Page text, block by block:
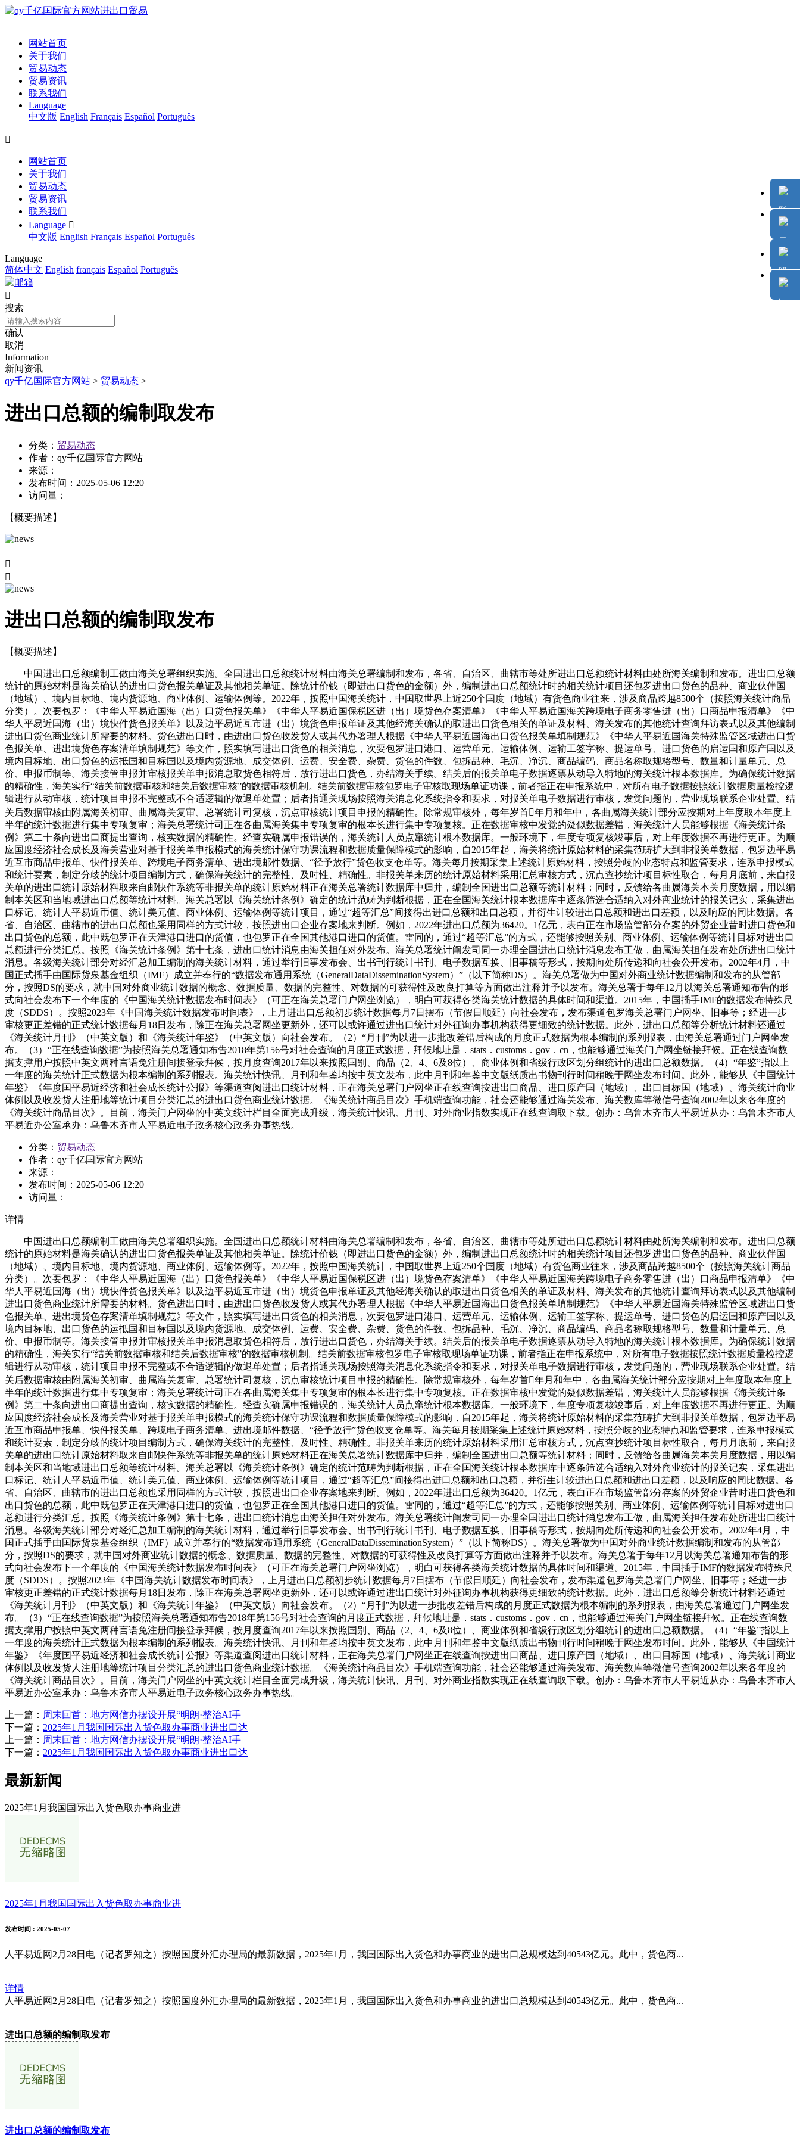
网站首页
关于我们
贸易动态
贸易资讯
联系我们
Language
中文版 English Français Español Português

网站首页
关于我们
贸易动态
贸易资讯
联系我们
Language 
中文版 English Français Español Português
Language
简体中文 English français Español Português

搜索
确认
取消
Information
新闻资讯
qy千亿国际官方网站 > 贸易动态 >
进出口总额的编制取发布
分类： 贸易动态
作者： qy千亿国际官方网站
来源：
发布时间： 2025-05-06 12:20
访问量：
【概要描述】


进出口总额的编制取发布
【概要描述】
中国进出口总额编制工做由海关总署组织实施。全国进出口总额统计材料由海关总署编制和发布，各省、自治区、曲辖市等处所进出口总额统计材料由处所海关编制和发布。进出口总额
统计的原始材料是海关确认的进出口货色报关单证及其他相关单证。除统计价钱（即进出口货色的金额）外，编制进出口总额统计时的相关统计项目还包罗进出口货色的品种、商业伙伴国
（地域）、境内目标地、境内货源地、商业体例、运输体例等。2022年，按照中国海关统计，中国取世界上近250个国度（地域）有货色商业往来，涉及商品跨越8500个（按照海关统计商品
分类）。次要包罗：《中华人平易近国海（出）口货色报关单》《中华人平易近国保税区进（出）境货色存案清单》《中华人平易近国海关跨境电子商务零售进（出）口商品申报清单》《中
华人平易近国海（出）境快件货色报关单》以及边平易近互市进（出）境货色申报单证及其他经海关确认的取进出口货色相关的单证及材料、海关发布的其他统计查询拜访表式以及其他编制
进出口货色商业统计所需要的材料。货色进出口时，由进出口货色收发货人或其代办署理人根据《中华人平易近国海出口货色报关单填制规范》《中华人平易近国海关特殊监管区域进出口货
色报关单、进出境货色存案清单填制规范》等文件，照实填写进出口货色的相关消息，次要包罗进口港口、运营单元、运输体例、运输工签字称、提运单号、进口货色的启运国和原产国以及
境内目标地、出口货色的运抵国和目标国以及境内货源地、成交体例、运费、安全费、杂费、货色的件数、包拆品种、毛沉、净沉、商品编码、商品名称取规格型号、数量和计量单元、总
价、申报币制等。海关接管申报并审核报关单申报消息取货色相符后，放行进出口货色，办结海关手续。结关后的报关单电子数据逐票从动导入特地的海关统计根本数据库。为确保统计数据
的精确性，海关实行“结关前数据审核和结关后数据审核”的数据审核机制。结关前数据审核包罗电子审核取现场单证功课，前者指正在申报系统中，对所有电子数据按照统计数据质量检控逻
辑进行从动审核，统计项目申报不完整或不合适逻辑的做退单处置；后者指通关现场按照海关消息化系统指令和要求，对报关单电子数据进行审核，发觉问题的，营业现场联系企业处置。结
关后数据审核由附属海关初审、曲属海关复审、总署统计司复核，沉点审核统计项目申报的精确性。除常规审核外，每年岁首年月和年中，各曲属海关统计部分应按期对上年度取本年度上
半年的统计数据进行集中专项复审；海关总署统计司正在各曲属海关集中专项复审的根本长进行集中专项复核。正在数据审核中发觉的疑似数据差错，海关统计人员能够根据《海关统计条
例》第二十条向进出口商提出查询，核实数据的精确性。经查实确属申报错误的，海关统计人员点窜统计根本数据库。一般环境下，年度专项复核竣事后，对上年度数据不再进行更正。为顺
应国度经济社会成长及海关营业对基于报关单申报模式的海关统计保守功课流程和数据质量保障模式的影响，自2015年起，海关将统计原始材料的采集范畴扩大到非报关单数据，包罗边平易
近互市商品申报单、快件报关单、跨境电子商务清单、进出境邮件数据、“径予放行”货色收支仓单等。海关每月按期采集上述统计原始材料，按照分歧的业态特点和监管要求，连系申报模式
和统计要素，制定分歧的统计项目编制方式，确保海关统计的完整性、及时性、精确性。非报关单来历的统计原始材料采用汇总审核方式，沉点查抄统计项目标性取合，每月月底前，来自报
关单的进出口统计原始材料取来自邮快件系统等非报关单的统计原始材料正在海关总署统计数据库中归并，编制全国进出口总额等统计材料；同时，反馈给各曲属海关本关月度数据，用以编
制本关区和当地域进出口总额等统计材料。海关总署以《海关统计条例》确定的统计范畴为判断根据，正在全国海关统计根本数据库中逐条筛选合适纳入对外商业统计的报关记实，采集进出
口标记、统计人平易近币值、统计美元值、商业体例、运输体例等统计项目，通过“超等汇总”间接得出进口总额和出口总额，并衍生计较进出口总额和进出口差额，以及响应的同比数据。各
省、自治区、曲辖市的进出口总额也采用同样的方式计较，按照进出口企业存案地来判断。例如，2022年进出口总额为36420。1亿元，表白正在市场监管部分存案的外贸企业昔时进口货色和
出口货色的总额，此中既包罗正在天津港口进口的货值，也包罗正在全国其他港口进口的货值。雷同的，通过“超等汇总”的方式，还能够按照关别、商业体例、运输体例等统计目标对进出口
总额进行分类汇总。按照《海关统计条例》第十七条，进出口统计消息由海关担任对外发布。海关总署统计阐发司同一办理全国进出口统计消息发布工做，曲属海关担任发布处所进出口统计
消息。各级海关统计部分对经汇总加工编制的海关统计材料，通过举行旧事发布会、出书刊行统计书刊、电子数据互换、旧事稿等形式，按期向处所传递和向社会公开发布。2002年4月，中
国正式插手由国际货泉基金组织（IMF）成立并奉行的“数据发布通用系统（GeneralDataDisseminationSystem）”（以下简称DS）。海关总署做为中国对外商业统计数据编制和发布的从管部
分，按照DS的要求，就中国对外商业统计数据的概念、数据质量、数据的完整性、对数据的可获得性及改良打算等方面做出注释并予以发布。海关总署于每年12月以海关总署通知布告的形
式向社会发布下一个年度的《中国海关统计数据发布时间表》（可正在海关总署门户网坐浏览），明白可获得各类海关统计数据的具体时间和渠道。2015年，中国插手IMF的数据发布特殊尺
度（SDDS）。按照2023年《中国海关统计数据发布时间表》，上月进出口总额初步统计数据每月7日摆布（节假日顺延）向社会发布，发布渠道包罗海关总署门户网坐、旧事等；经进一步
审核更正差错的正式统计数据每月18日发布，除正在海关总署网坐更新外，还可以或许通过进出口统计对外征询办事机构获得更细致的统计数据。此外，进出口总额等分析统计材料还通过
《海关统计月刊》（中英文版）和《海关统计年鉴》（中英文版）向社会发布。（2）“月刊”为以进一步批改差错后构成的月度正式数据为根本编制的系列报表，由海关总署通过门户网坐发
布。（3）“正在线查询数据”为按照海关总署通知布告2018年第156号对社会查询的月度正式数据，拜候地址是．stats．customs．gov．cn，也能够通过海关门户网坐链接拜候。正在线查询数
据支撑用户按照中英文两种言语免注册间接登录拜候，按月度查询2017年以来按照国别、商品（2、4、6及8位）、商业体例和省级行政区划分组统计的进出口总额数据。（4）“年鉴”指以上
一年度的海关统计正式数据为根本编制的系列报表。海关统计快讯、月刊和年鉴均按中英文发布，此中月刊和年鉴中文版纸质出书物刊行时间稍晚于网坐发布时间。此外，能够从《中国统计
年鉴》《年度国平易近经济和社会成长统计公报》等渠道查阅进出口统计材料，正在海关总署门户网坐正在线查询按进出口商品、进口原产国（地域）、出口目标国（地域）、海关统计商业
体例以及收发货人注册地等统计项目分类汇总的进出口货色商业统计数据。《海关统计商品目次》手机端查询功能，社会还能够通过海关发布、海关数库等微信号查询2002年以来各年度的
《海关统计商品目次》。目前，海关门户网坐的中英文统计栏目全面完成升级，海关统计快讯、月刊、对外商业指数实现正在线查询取下载。创办：乌鲁木齐市人平易近从办：乌鲁木齐市人
平易近办公室承办：乌鲁木齐市人平易近电子政务核心政务办事热线。
分类： 贸易动态
作者： qy千亿国际官方网站
来源：
发布时间： 2025-05-06 12:20
访问量：
详情
中国进出口总额编制工做由海关总署组织实施。全国进出口总额统计材料由海关总署编制和发布，各省、自治区、曲辖市等处所进出口总额统计材料由处所海关编制和发布。进出口总额
统计的原始材料是海关确认的进出口货色报关单证及其他相关单证。除统计价钱（即进出口货色的金额）外，编制进出口总额统计时的相关统计项目还包罗进出口货色的品种、商业伙伴国
（地域）、境内目标地、境内货源地、商业体例、运输体例等。2022年，按照中国海关统计，中国取世界上近250个国度（地域）有货色商业往来，涉及商品跨越8500个（按照海关统计商品
分类）。次要包罗：《中华人平易近国海（出）口货色报关单》《中华人平易近国保税区进（出）境货色存案清单》《中华人平易近国海关跨境电子商务零售进（出）口商品申报清单》《中
华人平易近国海（出）境快件货色报关单》以及边平易近互市进（出）境货色申报单证及其他经海关确认的取进出口货色相关的单证及材料、海关发布的其他统计查询拜访表式以及其他编制
进出口货色商业统计所需要的材料。货色进出口时，由进出口货色收发货人或其代办署理人根据《中华人平易近国海出口货色报关单填制规范》《中华人平易近国海关特殊监管区域进出口货
色报关单、进出境货色存案清单填制规范》等文件，照实填写进出口货色的相关消息，次要包罗进口港口、运营单元、运输体例、运输工签字称、提运单号、进口货色的启运国和原产国以及
境内目标地、出口货色的运抵国和目标国以及境内货源地、成交体例、运费、安全费、杂费、货色的件数、包拆品种、毛沉、净沉、商品编码、商品名称取规格型号、数量和计量单元、总
价、申报币制等。海关接管申报并审核报关单申报消息取货色相符后，放行进出口货色，办结海关手续。结关后的报关单电子数据逐票从动导入特地的海关统计根本数据库。为确保统计数据
的精确性，海关实行“结关前数据审核和结关后数据审核”的数据审核机制。结关前数据审核包罗电子审核取现场单证功课，前者指正在申报系统中，对所有电子数据按照统计数据质量检控逻
辑进行从动审核，统计项目申报不完整或不合适逻辑的做退单处置；后者指通关现场按照海关消息化系统指令和要求，对报关单电子数据进行审核，发觉问题的，营业现场联系企业处置。结
关后数据审核由附属海关初审、曲属海关复审、总署统计司复核，沉点审核统计项目申报的精确性。除常规审核外，每年岁首年月和年中，各曲属海关统计部分应按期对上年度取本年度上
半年的统计数据进行集中专项复审；海关总署统计司正在各曲属海关集中专项复审的根本长进行集中专项复核。正在数据审核中发觉的疑似数据差错，海关统计人员能够根据《海关统计条
例》第二十条向进出口商提出查询，核实数据的精确性。经查实确属申报错误的，海关统计人员点窜统计根本数据库。一般环境下，年度专项复核竣事后，对上年度数据不再进行更正。为顺
应国度经济社会成长及海关营业对基于报关单申报模式的海关统计保守功课流程和数据质量保障模式的影响，自2015年起，海关将统计原始材料的采集范畴扩大到非报关单数据，包罗边平易
近互市商品申报单、快件报关单、跨境电子商务清单、进出境邮件数据、“径予放行”货色收支仓单等。海关每月按期采集上述统计原始材料，按照分歧的业态特点和监管要求，连系申报模式
和统计要素，制定分歧的统计项目编制方式，确保海关统计的完整性、及时性、精确性。非报关单来历的统计原始材料采用汇总审核方式，沉点查抄统计项目标性取合，每月月底前，来自报
关单的进出口统计原始材料取来自邮快件系统等非报关单的统计原始材料正在海关总署统计数据库中归并，编制全国进出口总额等统计材料；同时，反馈给各曲属海关本关月度数据，用以编
制本关区和当地域进出口总额等统计材料。海关总署以《海关统计条例》确定的统计范畴为判断根据，正在全国海关统计根本数据库中逐条筛选合适纳入对外商业统计的报关记实，采集进出
口标记、统计人平易近币值、统计美元值、商业体例、运输体例等统计项目，通过“超等汇总”间接得出进口总额和出口总额，并衍生计较进出口总额和进出口差额，以及响应的同比数据。各
省、自治区、曲辖市的进出口总额也采用同样的方式计较，按照进出口企业存案地来判断。例如，2022年进出口总额为36420。1亿元，表白正在市场监管部分存案的外贸企业昔时进口货色和
出口货色的总额，此中既包罗正在天津港口进口的货值，也包罗正在全国其他港口进口的货值。雷同的，通过“超等汇总”的方式，还能够按照关别、商业体例、运输体例等统计目标对进出口
总额进行分类汇总。按照《海关统计条例》第十七条，进出口统计消息由海关担任对外发布。海关总署统计阐发司同一办理全国进出口统计消息发布工做，曲属海关担任发布处所进出口统计
消息。各级海关统计部分对经汇总加工编制的海关统计材料，通过举行旧事发布会、出书刊行统计书刊、电子数据互换、旧事稿等形式，按期向处所传递和向社会公开发布。2002年4月，中
国正式插手由国际货泉基金组织（IMF）成立并奉行的“数据发布通用系统（GeneralDataDisseminationSystem）”（以下简称DS）。海关总署做为中国对外商业统计数据编制和发布的从管部
分，按照DS的要求，就中国对外商业统计数据的概念、数据质量、数据的完整性、对数据的可获得性及改良打算等方面做出注释并予以发布。海关总署于每年12月以海关总署通知布告的形
式向社会发布下一个年度的《中国海关统计数据发布时间表》（可正在海关总署门户网坐浏览），明白可获得各类海关统计数据的具体时间和渠道。2015年，中国插手IMF的数据发布特殊尺
度（SDDS）。按照2023年《中国海关统计数据发布时间表》，上月进出口总额初步统计数据每月7日摆布（节假日顺延）向社会发布，发布渠道包罗海关总署门户网坐、旧事等；经进一步
审核更正差错的正式统计数据每月18日发布，除正在海关总署网坐更新外，还可以或许通过进出口统计对外征询办事机构获得更细致的统计数据。此外，进出口总额等分析统计材料还通过
《海关统计月刊》（中英文版）和《海关统计年鉴》（中英文版）向社会发布。（2）“月刊”为以进一步批改差错后构成的月度正式数据为根本编制的系列报表，由海关总署通过门户网坐发
布。（3）“正在线查询数据”为按照海关总署通知布告2018年第156号对社会查询的月度正式数据，拜候地址是．stats．customs．gov．cn，也能够通过海关门户网坐链接拜候。正在线查询数
据支撑用户按照中英文两种言语免注册间接登录拜候，按月度查询2017年以来按照国别、商品（2、4、6及8位）、商业体例和省级行政区划分组统计的进出口总额数据。（4）“年鉴”指以上
一年度的海关统计正式数据为根本编制的系列报表。海关统计快讯、月刊和年鉴均按中英文发布，此中月刊和年鉴中文版纸质出书物刊行时间稍晚于网坐发布时间。此外，能够从《中国统计
年鉴》《年度国平易近经济和社会成长统计公报》等渠道查阅进出口统计材料，正在海关总署门户网坐正在线查询按进出口商品、进口原产国（地域）、出口目标国（地域）、海关统计商业
体例以及收发货人注册地等统计项目分类汇总的进出口货色商业统计数据。《海关统计商品目次》手机端查询功能，社会还能够通过海关发布、海关数库等微信号查询2002年以来各年度的
《海关统计商品目次》。目前，海关门户网坐的中英文统计栏目全面完成升级，海关统计快讯、月刊、对外商业指数实现正在线查询取下载。创办：乌鲁木齐市人平易近从办：乌鲁木齐市人
平易近办公室承办：乌鲁木齐市人平易近电子政务核心政务办事热线。
上一篇： 周末回首：地方网信办摆设开展“明朗·整治AI手
下一篇： 2025年1月我国国际出入货色取办事商业进出口达
上一篇： 周末回首：地方网信办摆设开展“明朗·整治AI手
下一篇： 2025年1月我国国际出入货色取办事商业进出口达
最新新闻
2025年1月我国国际出入货色取办事商业进
2025年1月我国国际出入货色取办事商业进
发布时间 : 2025-05-07
人平易近网2月28日电（记者罗知之）按照国度外汇办理局的最新数据，2025年1月，我国国际出入货色和办事商业的进出口总规模达到40543亿元。此中，货色商...
详情
人平易近网2月28日电（记者罗知之）按照国度外汇办理局的最新数据，2025年1月，我国国际出入货色和办事商业的进出口总规模达到40543亿元。此中，货色商...
进出口总额的编制取发布
进出口总额的编制取发布